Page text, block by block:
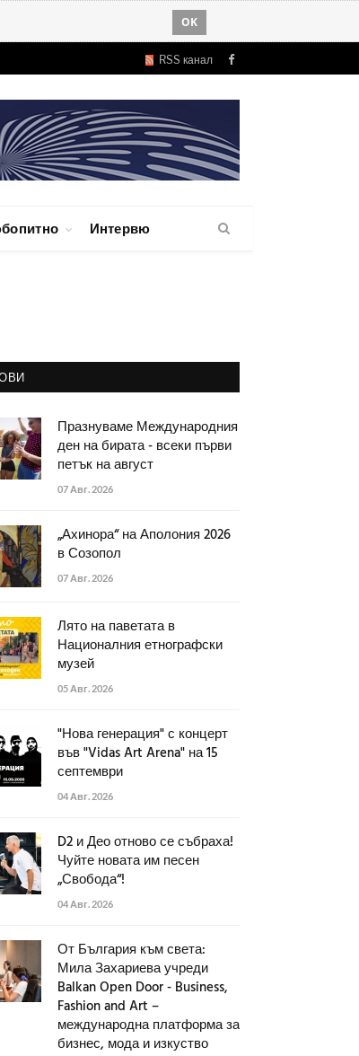
OK
RSS канал Facebook
Интервю
Празнуваме Международния
ден на бирата - всеки първи
петък на август
07 Авг. 2026
„Ахинора“ на Аполония 2026
в Созопол
07 Авг. 2026
Лято на паветата в
Националния етнографски
музей
05 Авг. 2026
"Нова генерация" с концерт
във "Vidas Art Arena" на 15
септември
04 Авг. 2026
D2 и Део отново се събраха!
Чуйте новата им песен
„Свобода“!
04 Авг. 2026
От България към света:
Мила Захариева учреди
Balkan Open Door - Business,
Fashion and Art –
международна платформа за
бизнес, мода и изкуство